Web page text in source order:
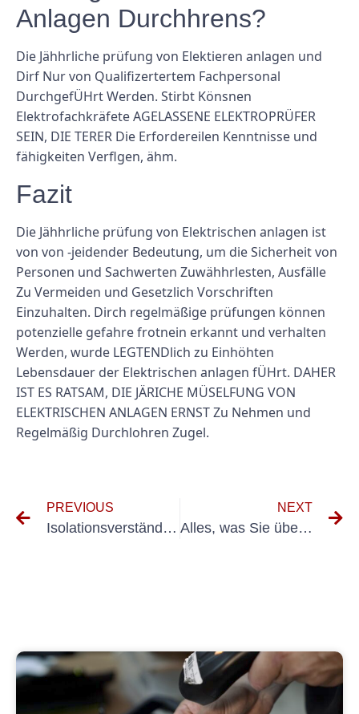
Anlagen Durchhrens?
Die Jähhrliche prüfung von Elektieren anlagen und
Dirf Nur von Qualifizertertem Fachpersonal
DurchgefÜHrt Werden. Stirbt Könsnen
Elektrofachkräfete AGELASSENE ELEKTROPRÜFER
SEIN, DIE TERER Die Erfordereilen Kenntnisse und
fähigkeiten Verflgen, ähm.
Fazit
Die Jähhrliche prüfung von Elektrischen anlagen ist
von von -jeidender Bedeutung, um die Sicherheit von
Personen und Sachwerten Zuwähhrlesten, Ausfälle
Zu Vermeiden und Gesetzlich Vorschriften
Einzuhalten. Dirch regelmäßige prüfungen können
potenzielle gefahre frotnein erkannt und verhalten
Werden, wurde LEGTENDlich zu Einhöhten
Lebensdauer der Elektrischen anlagen fÜHrt. DAHER
IST ES RATSAM, DIE JÄRICHE MÜSELFUNG VON
ELEKTRISCHEN ANLAGEN ERNST Zu Nehmen und
Regelmäßig Durchlohren Zugel.
PREVIOUS
IsolationsverständnisMessung: Ein Leitfaden zum Testen von Ortsveränderlich Geräte
NEXT
Alles, was Sie über die jährliche UVV -Inspektion wissen müssen